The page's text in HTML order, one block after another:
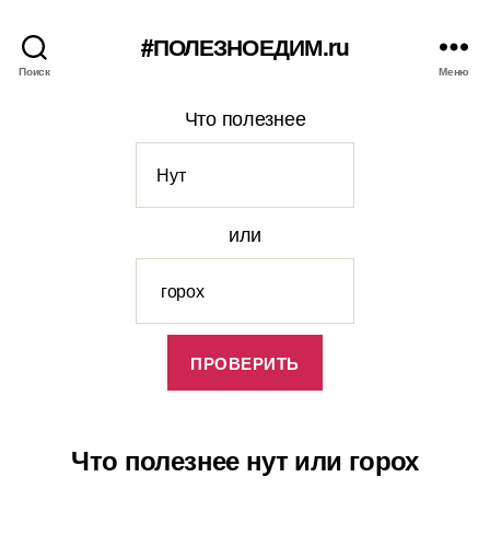
Поиск
#ПОЛЕЗНОЕДИМ.ru
Меню
Что полезнее
или
Что полезнее нут или горох